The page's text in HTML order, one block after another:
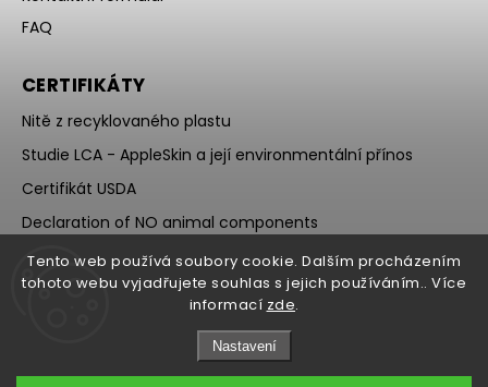
Tento web používá soubory cookie. Dalším procházením
tohoto webu vyjadřujete souhlas s jejich používáním.. Více
informací zde.
Nastavení
FAQ
CERTIFIKÁTY
Nitě z recyklovaného plastu
Studie LCA - AppleSkin a její environmentální přínos
Certifikát USDA
Declaration of NO animal components